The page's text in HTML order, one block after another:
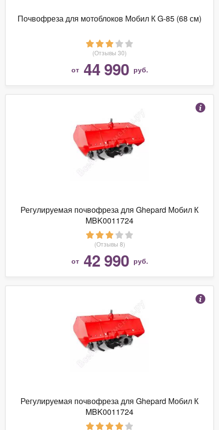
Почвофреза для мотоблоков Мобил К G-85 (68 см)
(Отзывы 30)
от 44 990 руб.
Регулируемая почвофреза для Ghepard Мобил К
MBK0011724
(Отзывы 8)
от 42 990 руб.
Регулируемая почвофреза для Ghepard Мобил К
MBK0011724